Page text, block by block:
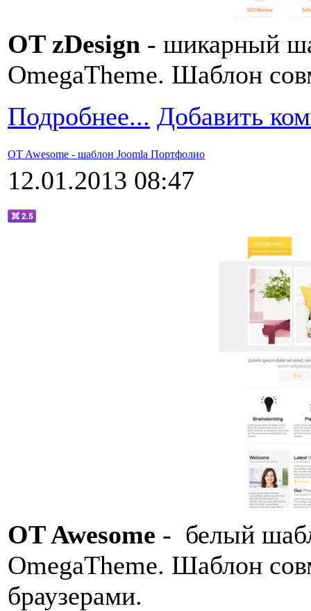
OT zDesign - шикарный
OmegaTheme. Шаблон
Подробнее... Добавить
OT Awesome - шаблон Joomla Портфолио
12.01.2013 08:47
OT Awesome - белый
OmegaTheme. Шаблон
браузерами.